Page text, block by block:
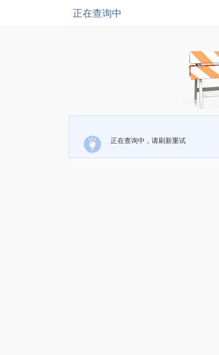
正在查询中
正在查询中，请刷新重试